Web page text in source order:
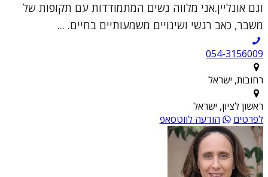
וגם אונליין.אני מלווה נשים המתמודדות עם תקופות של
משבר, כאב רגשי ושינויים משמעותיים בחיים. ...
054-3156009
רחובות, ישראל
ראשון לציון, ישראל
לפרטים
הודעה לווטסאפ